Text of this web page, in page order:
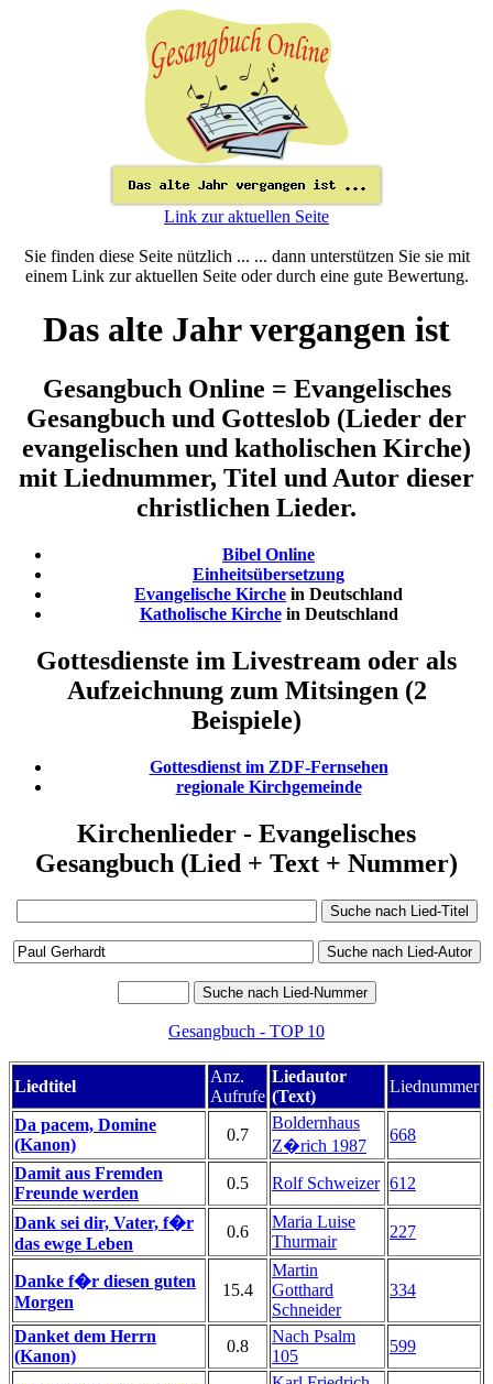
Link zur aktuellen Seite
Sie finden diese Seite nützlich ... ... dann unterstützen Sie sie mit
einem Link zur aktuellen Seite oder durch eine gute Bewertung.
Das alte Jahr vergangen ist
Gesangbuch Online = Evangelisches
Gesangbuch und Gotteslob (Lieder der
evangelischen und katholischen Kirche)
mit Liednummer, Titel und Autor dieser
christlichen Lieder.
Bibel Online
Einheitsübersetzung
Evangelische Kirche in Deutschland
Katholische Kirchein Deutschland
Gottesdienste im Livestream oder als
Aufzeichnung zum Mitsingen (2
Beispiele)
Gottesdienst im ZDF-Fernsehen
regionale Kirchgemeinde
Kirchenlieder - Evangelisches
Gesangbuch (Lied + Text + Nummer)
Gesangbuch - TOP 10
Liedtitel
Anz.
Aufrufe
Liedautor
(Text)
Liednummer
Da pacem, Domine
(Kanon)
0.7
Boldernhaus
Z�rich 1987
668
Damit aus Fremden
Freunde werden
0.5 Rolf Schweizer 612
Dank sei dir, Vater, f�r
das ewge Leben
0.6
Maria Luise
Thurmair
227
Danke f�r diesen guten
Morgen
15.4
Martin
Gotthard
Schneider
334
Danket dem Herrn
(Kanon)
0.8
Nach Psalm
105
599